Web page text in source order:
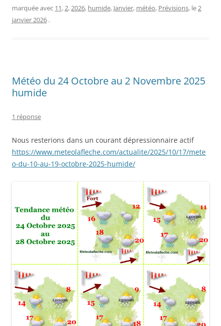
marquée avec 11,2,2026, humide, Janvier, météo, Prévisions, le2
janvier 2026 .
Météo du 24 Octobre au 2 Novembre 2025
humide
1 réponse
Nous resterions dans un courant dépressionnaire actif
https://www.meteolafleche.com/actualite/2025/10/17/mete
o-du-10-au-19-octobre-2025-humide/